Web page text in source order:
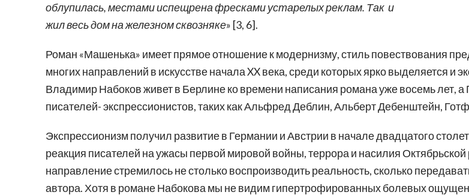
облупилась, местами испещрена фресками устарелых реклам. Так и
жил весь дом на железном сквозняке» [3, 6].
Роман «Машенька» имеет прямое отношение к модернизму, стиль повествования
многих направлений в искусстве начала XX века, среди которых ярко выделяется и
Владимир Набоков живет в Берлине ко времени написания романа уже восемь лет, а
писателей- экспрессионистов, таких как Альфред Деблин, Альберт Дебенштейн,
Экспрессионизм получил развитие в Германии и Австрии в начале двадцатого
реакция писателей на ужасы первой мировой войны, террора и насилия
направление стремилось не столько воспроизводить реальность, сколько
автора. Хотя в романе Набокова мы не видим гипертрофированных болевых